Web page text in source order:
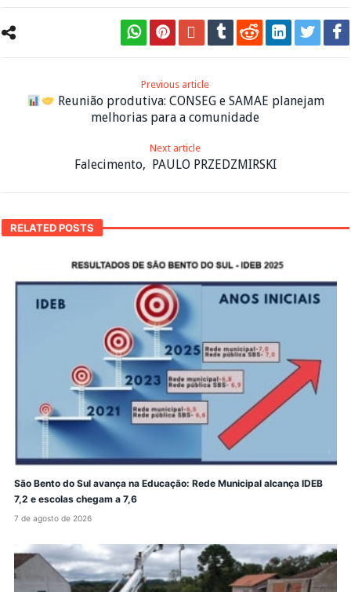
Previous article
Reunião produtiva: CONSEG e SAMAE planejam
melhorias para a comunidade
Next article
Falecimento, PAULO PRZEDZMIRSKI
RELATED POSTS
São Bento do Sul avança na Educação: Rede Municipal alcança IDEB
7,2 e escolas chegam a 7,6
7 de agosto de 2026